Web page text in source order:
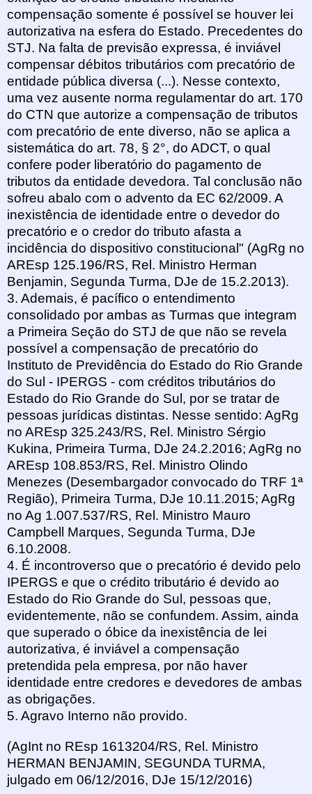
compensação somente é possível se houver lei
autorizativa na esfera do Estado. Precedentes do
STJ. Na falta de previsão expressa, é inviável
compensar débitos tributários com precatório de
entidade pública diversa (...). Nesse contexto,
uma vez ausente norma regulamentar do art. 170
do CTN que autorize a compensação de tributos
com precatório de ente diverso, não se aplica a
sistemática do art. 78, § 2°, do ADCT, o qual
confere poder liberatório do pagamento de
tributos da entidade devedora. Tal conclusão não
sofreu abalo com o advento da EC 62/2009. A
inexistência de identidade entre o devedor do
precatório e o credor do tributo afasta a
incidência do dispositivo constitucional" (AgRg no
AREsp 125.196/RS, Rel. Ministro Herman
Benjamin, Segunda Turma, DJe de 15.2.2013).
3. Ademais, é pacífico o entendimento
consolidado por ambas as Turmas que integram
a Primeira Seção do STJ de que não se revela
possível a compensação de precatório do
Instituto de Previdência do Estado do Rio Grande
do Sul - IPERGS - com créditos tributários do
Estado do Rio Grande do Sul, por se tratar de
pessoas jurídicas distintas. Nesse sentido: AgRg
no AREsp 325.243/RS, Rel. Ministro Sérgio
Kukina, Primeira Turma, DJe 24.2.2016; AgRg no
AREsp 108.853/RS, Rel. Ministro Olindo
Menezes (Desembargador convocado do TRF 1ª
Região), Primeira Turma, DJe 10.11.2015; AgRg
no Ag 1.007.537/RS, Rel. Ministro Mauro
Campbell Marques, Segunda Turma, DJe
6.10.2008.
4. É incontroverso que o precatório é devido pelo
IPERGS e que o crédito tributário é devido ao
Estado do Rio Grande do Sul, pessoas que,
evidentemente, não se confundem. Assim, ainda
que superado o óbice da inexistência de lei
autorizativa, é inviável a compensação
pretendida pela empresa, por não haver
identidade entre credores e devedores de ambas
as obrigações.
5. Agravo Interno não provido.
(AgInt no REsp 1613204/RS, Rel. Ministro
HERMAN BENJAMIN, SEGUNDA TURMA,
julgado em 06/12/2016, DJe 15/12/2016)